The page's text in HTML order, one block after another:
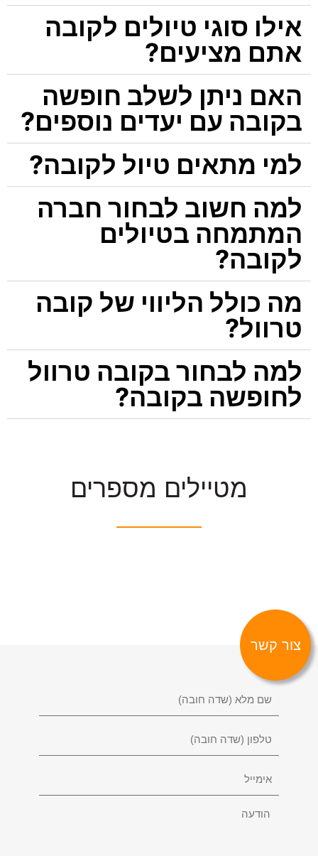
אילו סוגי טיולים לקובה
אתם מציעים?
האם ניתן לשלב חופשה
בקובה עם יעדים נוספים?
למי מתאים טיול לקובה?
למה חשוב לבחור חברה
המתמחה בטיולים
לקובה?
מה כולל הליווי של קובה
טרוול?
למה לבחור בקובה טרוול
לחופשה בקובה?
מטיילים מספרים
צור קשר